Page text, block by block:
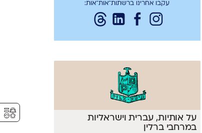
עקבו אחרינו ברשתות־אות־אות:
על אותיות, עברית וישראליות
במרחבי ברלין
⚥︎